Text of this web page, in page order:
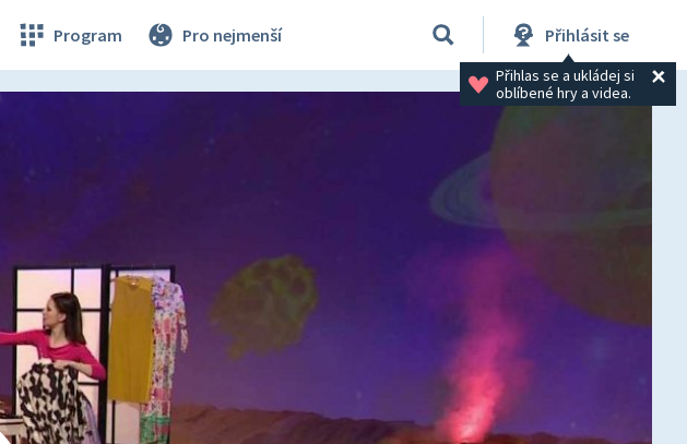
Program Pro nejmenší Přihlásit se
Přihlas se a ukládej si
oblíbené hry a videa.